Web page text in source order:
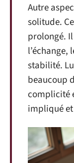
Autre
solitude.
prolongé.
l’échange,
stabilité.
beaucoup
complicité
impliqué